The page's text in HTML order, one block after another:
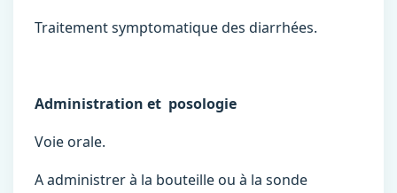
Traitement symptomatique des diarrhées.
Administration et posologie
Voie orale.
A administrer à la bouteille ou à la sonde